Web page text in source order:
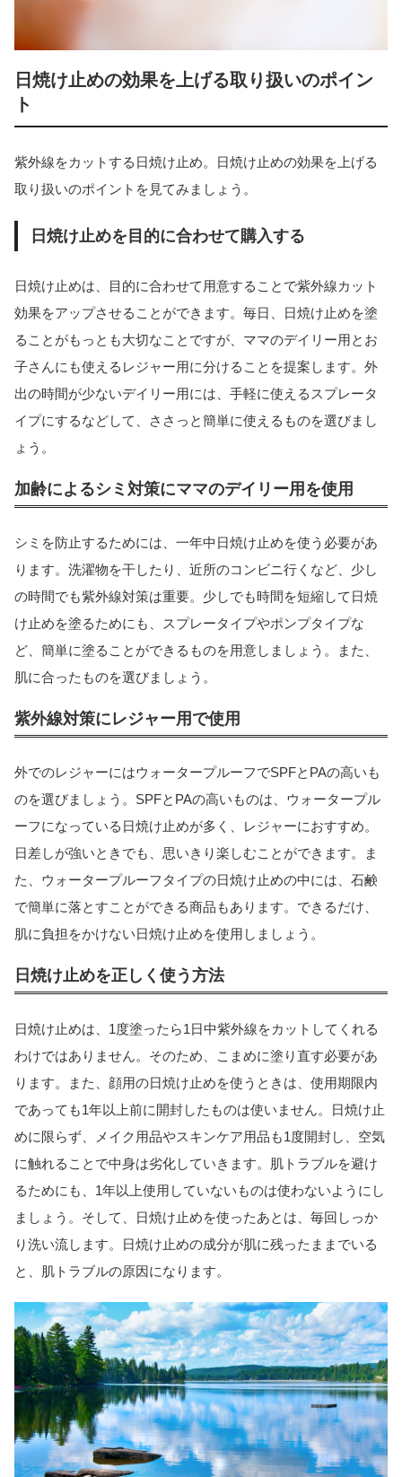
日焼け止めの効果を上げる取り扱いのポイン
ト
紫外線をカットする日焼け止め。日焼け止めの効果を上げる
取り扱いのポイントを見てみましょう。
日焼け止めを目的に合わせて購入する
日焼け止めは、目的に合わせて用意することで紫外線カット
効果をアップさせることができます。毎日、日焼け止めを塗
ることがもっとも大切なことですが、ママのデイリー用とお
子さんにも使えるレジャー用に分けることを提案します。外
出の時間が少ないデイリー用には、手軽に使えるスプレータ
イプにするなどして、ささっと簡単に使えるものを選びまし
ょう。
加齢によるシミ対策にママのデイリー用を使用
シミを防止するためには、一年中日焼け止めを使う必要があ
ります。洗濯物を干したり、近所のコンビニ行くなど、少し
の時間でも紫外線対策は重要。少しでも時間を短縮して日焼
け止めを塗るためにも、スプレータイプやポンプタイプな
ど、簡単に塗ることができるものを用意しましょう。また、
肌に合ったものを選びましょう。
紫外線対策にレジャー用で使用
外でのレジャーにはウォータープルーフでSPFとPAの高いも
のを選びましょう。SPFとPAの高いものは、ウォータープル
ーフになっている日焼け止めが多く、レジャーにおすすめ。
日差しが強いときでも、思いきり楽しむことができます。ま
た、ウォータープルーフタイプの日焼け止めの中には、石鹸
で簡単に落とすことができる商品もあります。できるだけ、
肌に負担をかけない日焼け止めを使用しましょう。
日焼け止めを正しく使う方法
日焼け止めは、1度塗ったら1日中紫外線をカットしてくれる
わけではありません。そのため、こまめに塗り直す必要があ
ります。また、顔用の日焼け止めを使うときは、使用期限内
であっても1年以上前に開封したものは使いません。日焼け止
めに限らず、メイク用品やスキンケア用品も1度開封し、空気
に触れることで中身は劣化していきます。肌トラブルを避け
るためにも、1年以上使用していないものは使わないようにし
ましょう。そして、日焼け止めを使ったあとは、毎回しっか
り洗い流します。日焼け止めの成分が肌に残ったままでいる
と、肌トラブルの原因になります。